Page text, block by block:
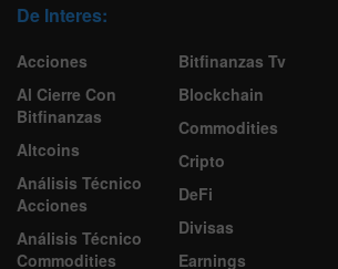
De Interes:
Acciones
Al Cierre Con
Bitfinanzas
Altcoins
Análisis Técnico
Acciones
Análisis Técnico
Commodities
Bitfinanzas Tv
Blockchain
Commodities
Cripto
DeFi
Divisas
Earnings